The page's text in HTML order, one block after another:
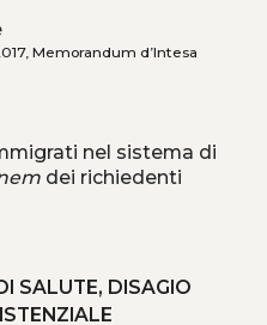
Memorandum d’Intesa
nel sistema di
dei richiedenti
SALUTE, DISAGIO